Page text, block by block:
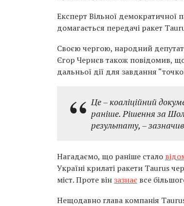
Експерт Вільної
домагається передачі ракет
Своєю чергою, народний
Єгор Чернєв також повідомив,
дальньої дії для завдання
Це – коаліційний
раніше. Рішення за
результату, –
Нагадаємо, що раніше стало
Україні крилаті ракети Taurus
міст. Проте вінзазнає все
Нещодавно глава компанія